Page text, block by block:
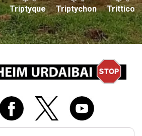
Triptyque Triptychon Trittico